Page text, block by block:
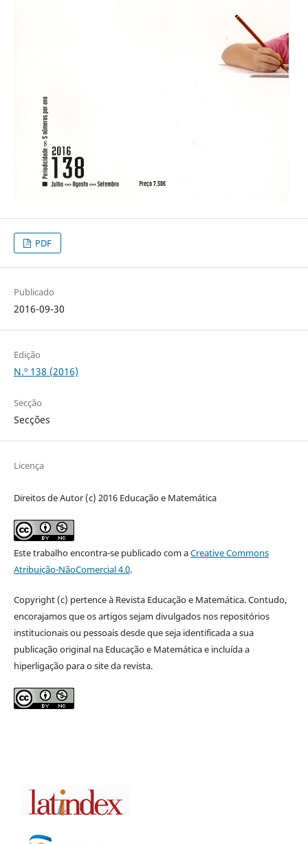
PDF
Publicado
2016-09-30
Edição
N.º 138 (2016)
Secção
Secções
Licença
Direitos de Autor (c) 2016 Educação e Matemática
Este trabalho encontra-se publicado com aCreative Commons
Atribuição-NãoComercial 4.0.
Copyright (c) pertence à Revista Educação e Matemática. Contudo,
encorajamos que os artigos sejam divulgados nos repositórios
institucionais ou pessoais desde que seja identificada a sua
publicação original na Educação e Matemática e incluída a
hiperligação para o site da revista.